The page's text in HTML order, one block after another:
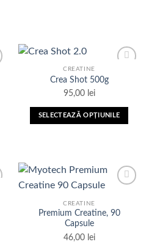
de
CREATINE
Crea Shot 500g
95,00 lei
SELECTEAZĂ OPȚIUNILE
mai
multe
Opțiunile
pot
fi
CREATINE
Premium Creatine, 90
Capsule
46,00 lei